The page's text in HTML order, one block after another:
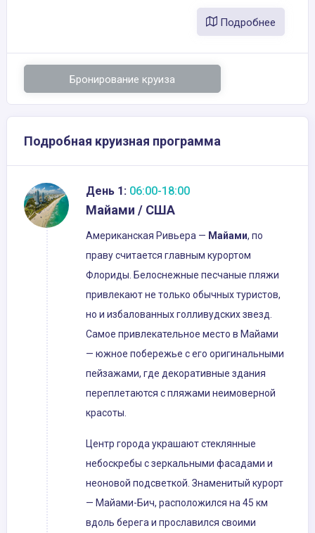
Подробнее
Бронирование круиза
Подробная круизная программа
День 1: 06:00-18:00
Майами / США
Американская Ривьера — Майами, по
праву считается главным курортом
Флориды. Белоснежные песчаные пляжи
привлекают не только обычных туристов,
но и избалованных голливудских звезд.
Самое привлекательное место в Майами
— южное побережье с его оригинальными
пейзажами, где декоративные здания
переплетаются с пляжами неимоверной
красоты.
Центр города украшают стеклянные
небоскребы с зеркальными фасадами и
неоновой подсветкой. Знаменитый курорт
— Майами-Бич, расположился на 45 км
вдоль берега и прославился своими